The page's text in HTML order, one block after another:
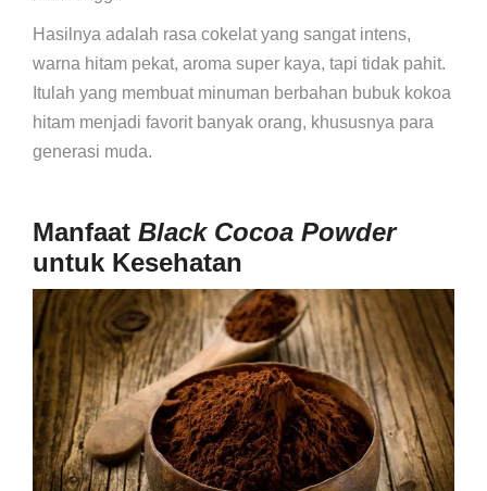
Hasilnya adalah rasa cokelat yang sangat intens,
warna hitam pekat, aroma super kaya, tapi tidak pahit.
Itulah yang membuat minuman berbahan bubuk kokoa
hitam menjadi favorit banyak orang, khususnya para
generasi muda.
Manfaat Black Cocoa Powder
untuk Kesehatan